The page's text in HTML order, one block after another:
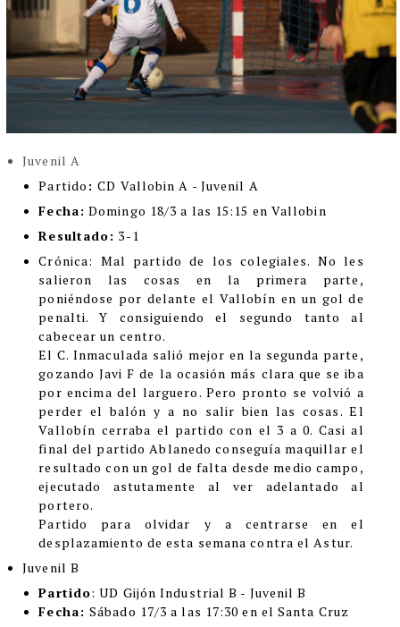
Juvenil A
Partido :CD Vallobin A - Juvenil A
Fecha: Domingo 18/3 a las 15:15 en Vallobin
Resultado: 3-1
Crónica: Mal partido de los colegiales. No les
salieron las cosas en la primera parte,
poniéndose por delante el Vallobín en un gol de
penalti. Y consiguiendo el segundo tanto al
cabecear un centro.
El C. Inmaculada salió mejor en la segunda parte,
gozando Javi F de la ocasión más clara que se iba
por encima del larguero. Pero pronto se volvió a
perder el balón y a no salir bien las cosas. El
Vallobín cerraba el partido con el 3 a 0. Casi al
final del partido Ablanedo conseguía maquillar el
resultado con un gol de falta desde medio campo,
ejecutado astutamente al ver adelantado al
portero.
Partido para olvidar y a centrarse en el
desplazamiento de esta semana contra el Astur.
Juvenil B
Partido: UD Gijón Industrial B - Juvenil B
Fecha:Sábado 17/3 a las 17:30 en el Santa Cruz